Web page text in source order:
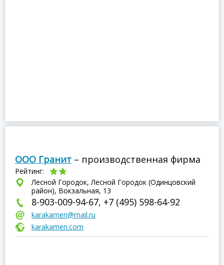
ООО Гранит – производственная фирма
Рейтинг:
Лесной Городок, Лесной Городок (Одинцовский
район), Вокзальная, 13
8-903-009-94-67, +7 (495) 598-64-92
karakamen@mail.ru
karakamen.com